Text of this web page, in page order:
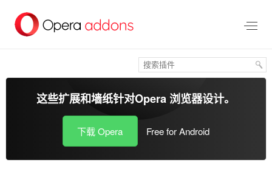
这些扩展和墙纸针对Opera 浏览器设计。
下载 Opera Free for Android